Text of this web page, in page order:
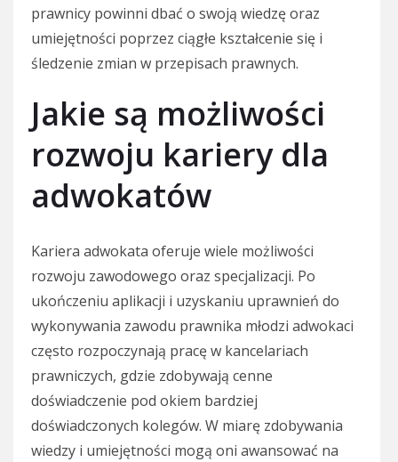
prawnicy powinni dbać o swoją wiedzę oraz
umiejętności poprzez ciągłe kształcenie się i
śledzenie zmian w przepisach prawnych.
Jakie są możliwości
rozwoju kariery dla
adwokatów
Kariera adwokata oferuje wiele możliwości
rozwoju zawodowego oraz specjalizacji. Po
ukończeniu aplikacji i uzyskaniu uprawnień do
wykonywania zawodu prawnika młodzi adwokaci
często rozpoczynają pracę w kancelariach
prawniczych, gdzie zdobywają cenne
doświadczenie pod okiem bardziej
doświadczonych kolegów. W miarę zdobywania
wiedzy i umiejętności mogą oni awansować na